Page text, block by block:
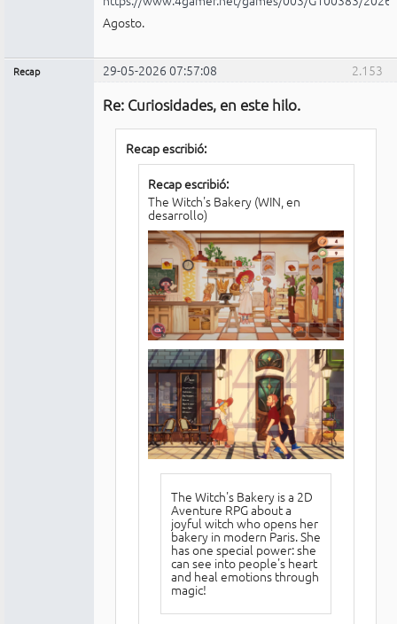
Agosto.
2.153
Recap 29-05-2026 07:57:08
Re: Curiosidades, en este hilo.
Recap escribió:
Recap escribió:
The Witch's Bakery (WIN, en
desarrollo)
The Witch's Bakery is a 2D
Aventure RPG about a
joyful witch who opens her
bakery in modern Paris. She
has one special power: she
can see into people's heart
and heal emotions through
magic!